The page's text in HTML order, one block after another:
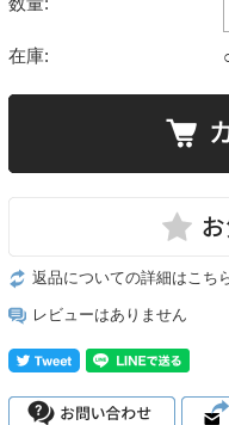
在庫:
返品についての詳細はこち
レビューはありません